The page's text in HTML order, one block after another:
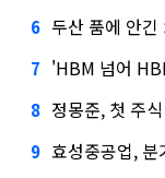
6 두산 품에 안긴
7 'HBM 넘어 HBF
8 정몽준, 첫 주
9 효성중공업,